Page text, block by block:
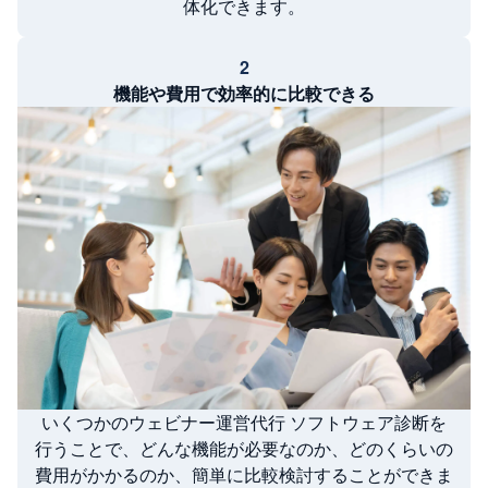
体化できます。
2
機能や費用で効率的に比較できる
いくつかのウェビナー運営代行 ソフトウェア診断を
行うことで、どんな機能が必要なのか、どのくらいの
費用がかかるのか、簡単に比較検討することができま